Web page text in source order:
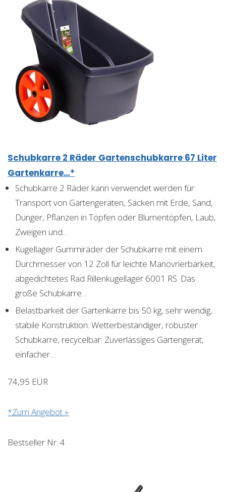
Schubkarre 2 Räder Gartenschubkarre 67 Liter
Gartenkarre…*
Schubkarre 2 Räder kann verwendet werden für:
Transport von Gartengeräten, Säcken mit Erde, Sand,
Dünger, Pflanzen in Töpfen oder Blumentöpfen, Laub,
Zweigen und…
Kugellager Gummiräder der Schubkarre mit einem
Durchmesser von 12 Zoll für leichte Manövrierbarkeit,
abgedichtetes Rad Rillenkugellager 6001 RS. Das
große Schubkarre…
Belastbarkeit der Gartenkarre bis 50 kg, sehr wendig,
stabile Konstruktion. Wetterbeständiger, robuster
Schubkarre, recycelbar. Zuverlässiges Gartengerät,
einfacher…
74,95 EUR
*Zum Angebot »
Bestseller Nr. 4